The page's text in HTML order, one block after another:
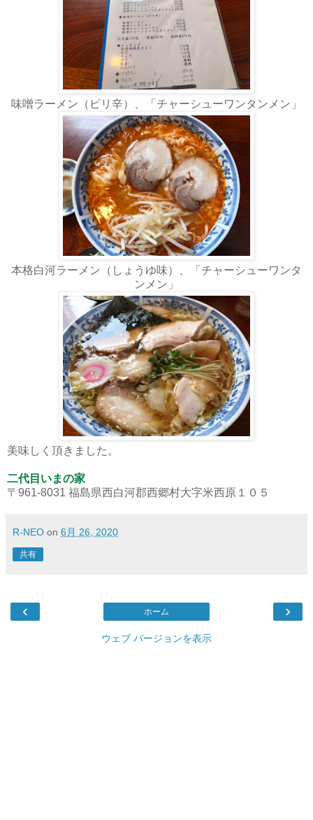
味噌ラーメン（ピリ辛）、「チャーシューワンタンメン」
本格白河ラーメン（しょうゆ味）、
「チャーシューワンタ
ンメン」
美味しく頂きました。
二代目いまの家
〒961-8031 福島県西白河郡西郷村大字米西原１０５
R-NEO on 6月 26, 2020
共有
‹ ›
ホーム
ウェブ バージョンを表示